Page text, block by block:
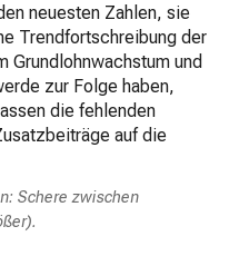
neuesten Zahlen, sie
Trendfortschreibung der
Grundlohnwachstum und
zur Folge haben,
die fehlenden
auf die
Schere zwischen
).